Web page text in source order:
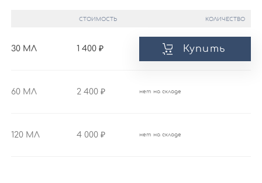
СТОИМОСТЬ КОЛИЧЕСТВО
30 МЛ 1 400 Купить
60 МЛ 2 400 нет на складе
120 МЛ 4 000 нет на складе